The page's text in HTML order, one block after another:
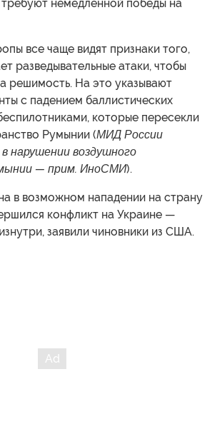
немедленной победы на
все чаще видят признаки того,
разведывательные атаки, чтобы
решимость. На это указывают
с падением баллистических
которые пересекли
Румынии (МИД России
нарушении воздушного
— прим. ИноСМИ).
в возможном нападении на страну
конфликт на Украине —
заявили чиновники из США.